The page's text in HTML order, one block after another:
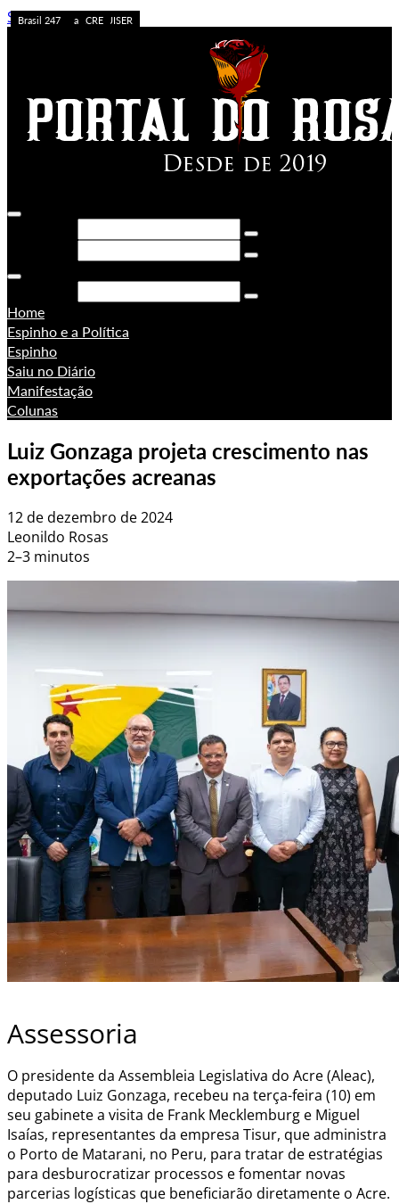
Skip to content
Home
Espinho e a Política
Espinho
Saiu no Diário
Manifestação
Colunas
Luiz Gonzaga projeta crescimento nas
exportações acreanas
12 de dezembro de 2024
Leonildo Rosas
2–3 minutos
Assessoria
O presidente da Assembleia Legislativa do Acre (Aleac),
deputado Luiz Gonzaga, recebeu na terça-feira (10) em
seu gabinete a visita de Frank Mecklemburg e Miguel
Isaías, representantes da empresa Tisur, que administra
o Porto de Matarani, no Peru, para tratar de estratégias
para desburocratizar processos e fomentar novas
parcerias logísticas que beneficiarão diretamente o Acre.
Caos no Acre
Acolhimento
APOSTA ALTA
ACREDITE QUEM QUISER
A FORÇA DO ACRE
Sem categoria
Ação da PF
Sem categoria
Brasil 247
Brasil 247
PORONGA
Brasil 247